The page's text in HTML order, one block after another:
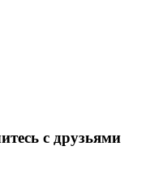
с друзьями